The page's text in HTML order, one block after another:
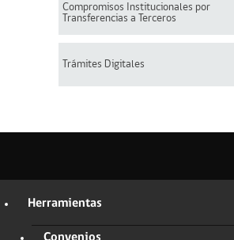
Compromisos Institucionales por
Transferencias a Terceros
Trámites Digitales
Herramientas